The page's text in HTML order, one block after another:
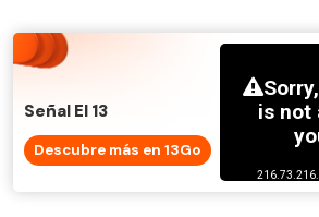
Señal El 13
Descubre más en 13Go